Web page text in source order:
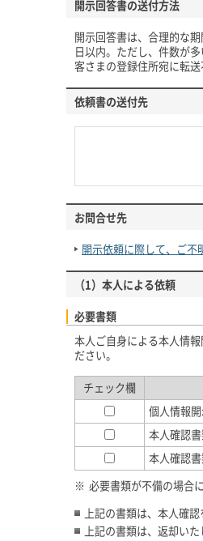
開示回答書の送付方法
開示回答書は、合理的な
日以内。ただし、件数が
客さまの登録住所宛に転
依頼書の送付先
お問合せ先
開示依頼に際して、ご不
（1）本人による依頼
必要書類
本人ご自身による本人情
ださい。
チェック欄
個人情報
本人確認
本人確認
※ 必要書類が不備の場合
上記の書類は、本人確
上記の書類は、返却い